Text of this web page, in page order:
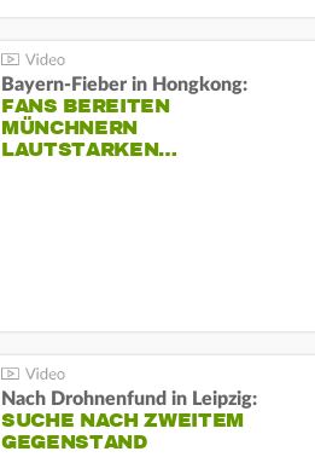
Bayern-Fieber in Hongkong:
FANS BEREITEN
MÜNCHNERN
LAUTSTARKEN…
Nach Drohnenfund in Leipzig:
SUCHE NACH ZWEITEM
GEGENSTAND